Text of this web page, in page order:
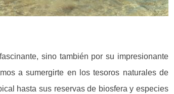
sino también por su impresionante
a sumergirte en los tesoros naturales de
hasta sus reservas de biosfera y especies